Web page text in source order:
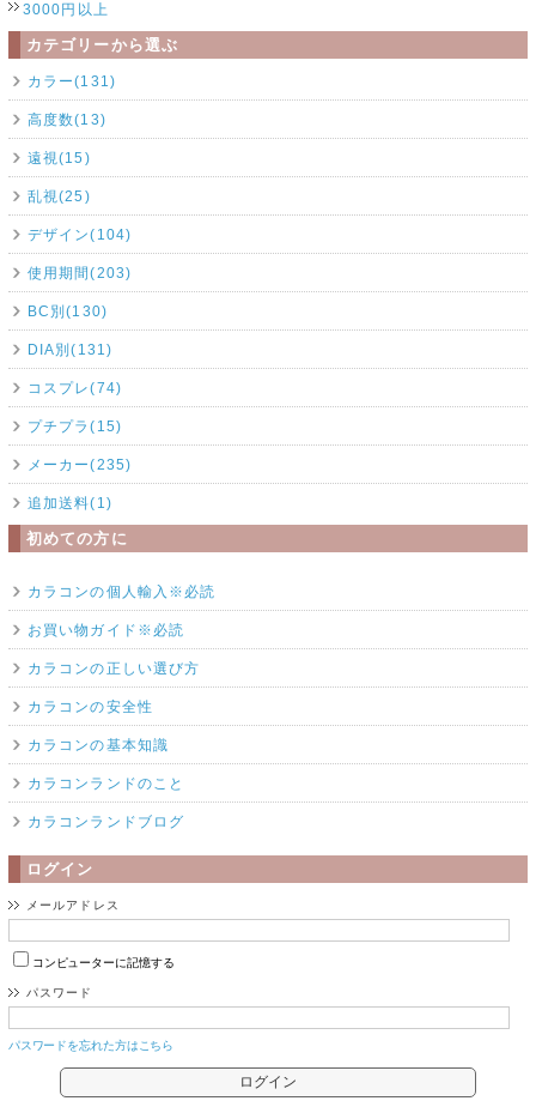
3000円以上
カテゴリーから選ぶ
カラー(131)
高度数(13)
遠視(15)
乱視(25)
デザイン(104)
使用期間(203)
BC別(130)
DIA別(131)
コスプレ(74)
プチプラ(15)
メーカー(235)
追加送料(1)
初めての方に
カラコンの個人輸入※必読
お買い物ガイド※必読
カラコンの正しい選び方
カラコンの安全性
カラコンの基本知識
カラコンランドのこと
カラコンランドブログ
ログイン
メールアドレス
コンピューターに記憶する
パスワード
パスワードを忘れた方はこちら